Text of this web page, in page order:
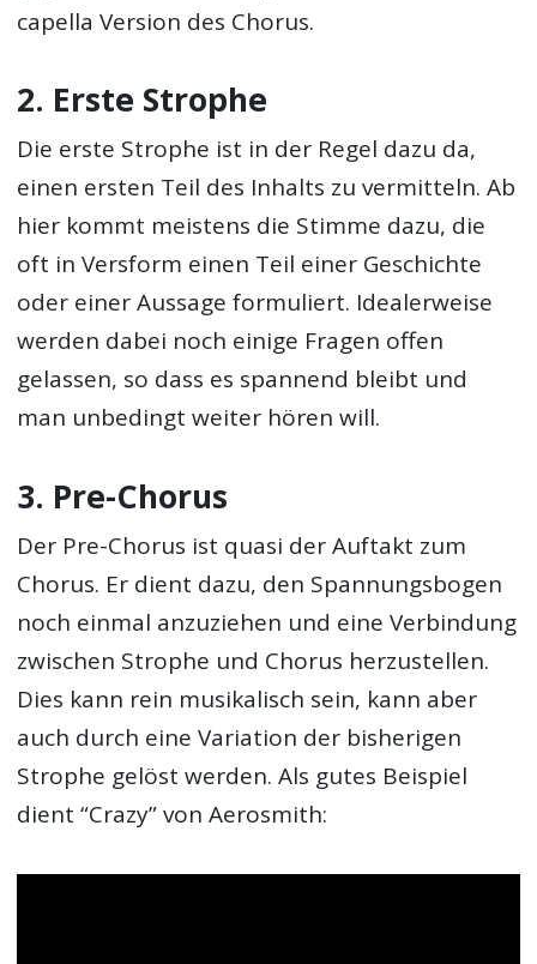
capella Version des Chorus.
2. Erste Strophe
Die erste Strophe ist in der Regel dazu da,
einen ersten Teil des Inhalts zu vermitteln. Ab
hier kommt meistens die Stimme dazu, die
oft in Versform einen Teil einer Geschichte
oder einer Aussage formuliert. Idealerweise
werden dabei noch einige Fragen offen
gelassen, so dass es spannend bleibt und
man unbedingt weiter hören will.
3. Pre-Chorus
Der Pre-Chorus ist quasi der Auftakt zum
Chorus. Er dient dazu, den Spannungsbogen
noch einmal anzuziehen und eine Verbindung
zwischen Strophe und Chorus herzustellen.
Dies kann rein musikalisch sein, kann aber
auch durch eine Variation der bisherigen
Strophe gelöst werden. Als gutes Beispiel
dient “Crazy” von Aerosmith: